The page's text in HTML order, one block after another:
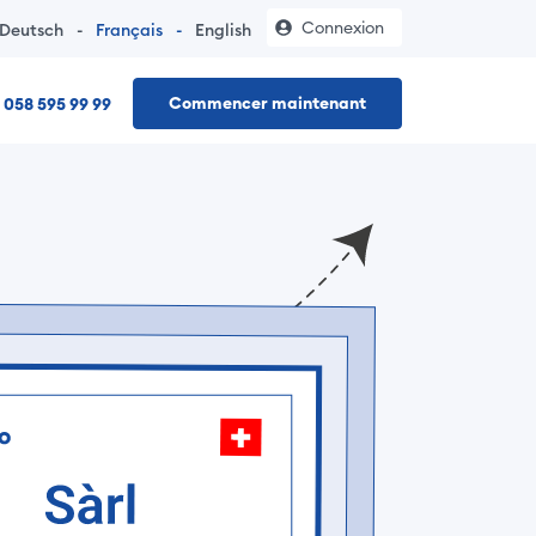
Deutsch - Français - English Connexion
058 595 99 99 Commencer maintenant